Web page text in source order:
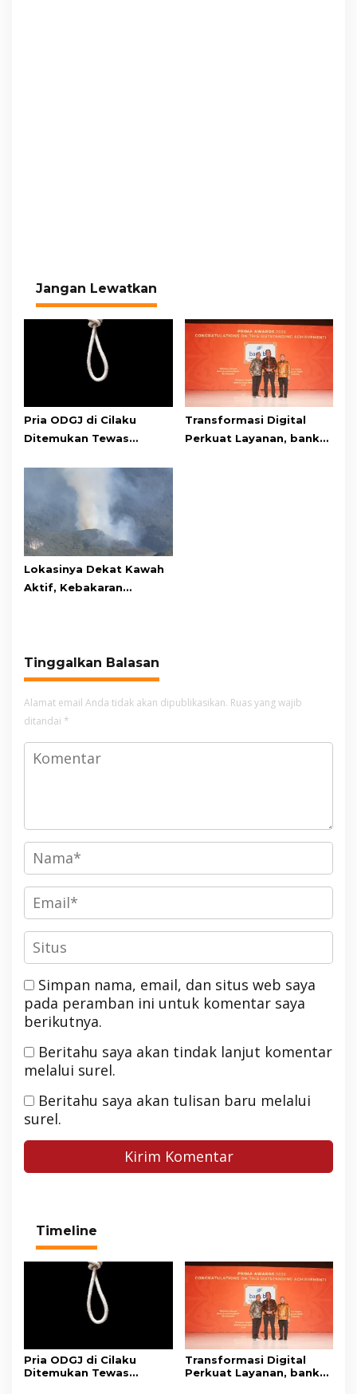
Jangan Lewatkan
Pria ODGJ di Cilaku
Ditemukan Tewas
Transformasi Digital
Perkuat Layanan, bank
Lokasinya Dekat Kawah
Aktif, Kebakaran
Tinggalkan Balasan
Alamat email Anda tidak akan dipublikasikan. Ruas yang wajib
ditandai *
Simpan nama, email, dan situs web saya
pada peramban ini untuk komentar saya
berikutnya.
Beritahu saya akan tindak lanjut komentar
melalui surel.
Beritahu saya akan tulisan baru melalui
surel.
Timeline
Pria ODGJ di Cilaku
Ditemukan Tewas
Transformasi Digital
Perkuat Layanan, bank